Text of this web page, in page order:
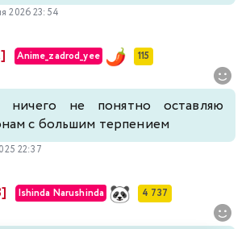
2026 23:54
Anime_zadrod_yee 115
не понятно оставляю
с большим терпением
22:37
Ishinda Narushinda 4 737